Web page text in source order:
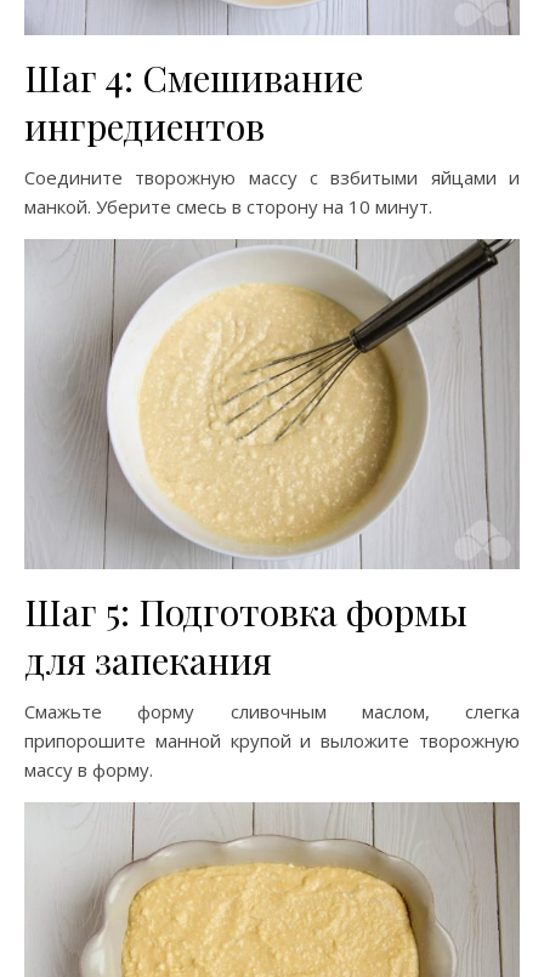
Шаг 4: Смешивание
ингредиентов
Соедините творожную массу с взбитыми яйцами и
манкой. Уберите смесь в сторону на 10 минут.
Шаг 5: Подготовка формы
для запекания
Смажьте форму сливочным маслом, слегка
припорошите манной крупой и выложите творожную
массу в форму.